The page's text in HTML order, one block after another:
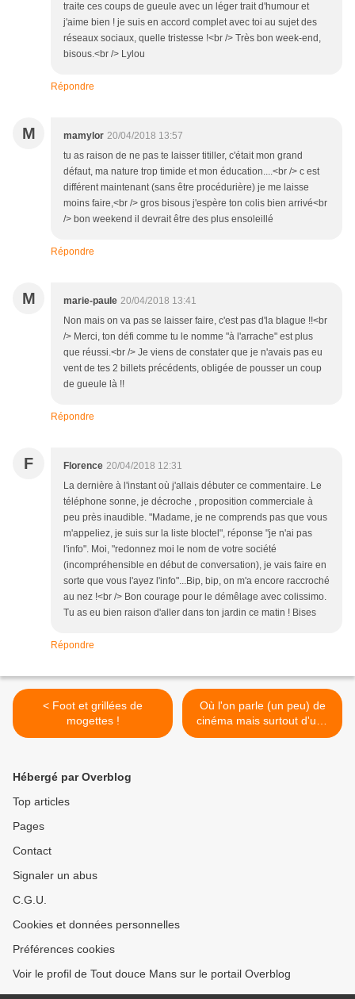
traite ces coups de gueule avec un léger trait d'humour et
j'aime bien ! je suis en accord complet avec toi au sujet des
réseaux sociaux, quelle tristesse !<br /> Très bon week-end,
bisous.<br /> Lylou
Répondre
M mamylor 20/04/2018 13:57
tu as raison de ne pas te laisser titiller, c'était mon grand
défaut, ma nature trop timide et mon éducation....<br /> c est
différent maintenant (sans être procédurière) je me laisse
moins faire,<br /> gros bisous j'espère ton colis bien arrivé<br
/> bon weekend il devrait être des plus ensoleillé
Répondre
M marie-paule 20/04/2018 13:41
Non mais on va pas se laisser faire, c'est pas d'la blague !!<br
/> Merci, ton défi comme tu le nomme "à l'arrache" est plus
que réussi.<br /> Je viens de constater que je n'avais pas eu
vent de tes 2 billets précédents, obligée de pousser un coup
de gueule là !!
Répondre
F Florence 20/04/2018 12:31
La dernière à l'instant où j'allais débuter ce commentaire. Le
téléphone sonne, je décroche , proposition commerciale à
peu près inaudible. "Madame, je ne comprends pas que vous
m'appeliez, je suis sur la liste bloctel", réponse "je n'ai pas
l'info". Moi, "redonnez moi le nom de votre société
(incompréhensible en début de conversation), je vais faire en
sorte que vous l'ayez l'info"...Bip, bip, on m'a encore raccroché
au nez !<br /> Bon courage pour le démêlage avec colissimo.
Tu as eu bien raison d'aller dans ton jardin ce matin ! Bises
Répondre
< Foot et grillées de
mogettes !
Où l'on parle (un peu) de
cinéma mais surtout d'une
chanson >
Hébergé par Overblog
Top articles
Pages
Contact
Signaler un abus
C.G.U.
Cookies et données personnelles
Préférences cookies
Voir le profil de Tout douce Mans sur le portail Overblog